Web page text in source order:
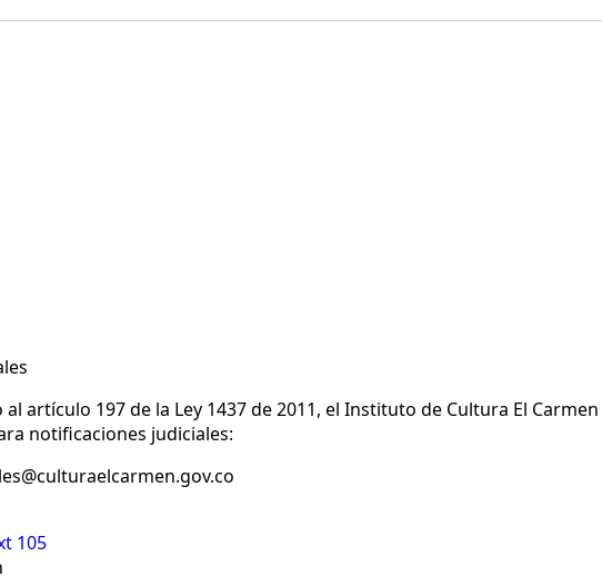
artículo 197 de la Ley 1437 de 2011, el Instituto de Cultura El
notificaciones judiciales:
105